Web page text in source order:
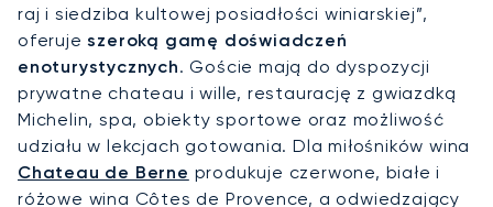
raj i siedziba kultowej posiadłości winiarskiej”,
oferujeszeroką gamę doświadczeń
enoturystycznych. Goście mają do dyspozycji
prywatne chateau i wille, restaurację z gwiazdką
Michelin, spa, obiekty sportowe oraz możliwość
udziału w lekcjach gotowania. Dla miłośników wina
Chateau de Berne produkuje czerwone, białe i
różowe wina Côtes de Provence, a odwiedzający